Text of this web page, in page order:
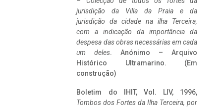
jurisdição da Villa da Praia e da
jurisdição da cidade na ilha Terceira,
com a indicação da importância da
despesa das obras necessárias em cada
um deles. Anónimo – Arquivo
Histórico Ultramarino. (Em
construção)
Boletim do IHIT, Vol. LIV, 1996,
Tombos dos Fortes da Ilha Terceira, por